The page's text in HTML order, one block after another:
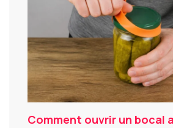
Comment ouvrir un bocal